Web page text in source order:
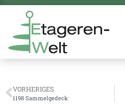
VORHERIGES
1198 Sammelgedeck